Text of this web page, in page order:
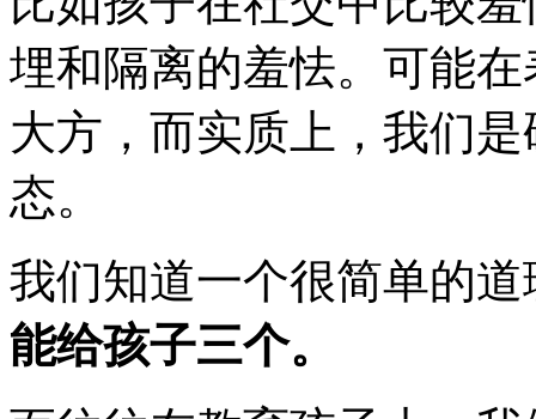
埋和隔离的羞怯。可能
大方，而实质上，我们
态。
我们知道一个很简单的道
能给孩子三个。